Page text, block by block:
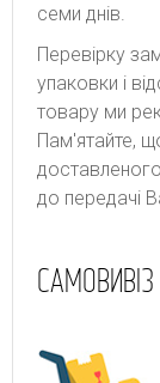
семи днів.
Перевірку
упаковки і
товару ми
Пам'ятайте,
до передачі
САМОВИВІЗ